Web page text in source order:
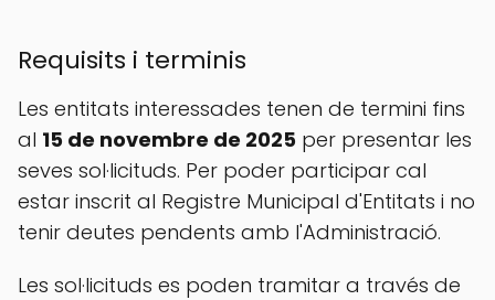
Requisits i terminis
Les entitats interessades tenen de termini fins
al 15 de novembre de 2025 per presentar les
seves sol·licituds. Per poder participar cal
estar inscrit al Registre Municipal d'Entitats i no
tenir deutes pendents amb l'Administració.
Les sol·licituds es poden tramitar a través de